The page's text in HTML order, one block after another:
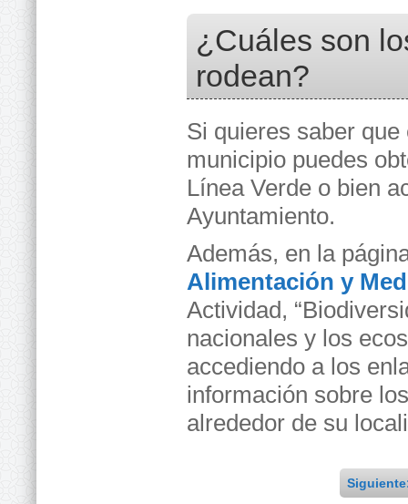
¿Cuáles son
rodean?
Si quieres saber
municipio puedes
Línea Verde o bien
Ayuntamiento.
Además, en la
Alimentación y
Actividad,
nacionales y los
accediendo a los
información sobre
alrededor de su